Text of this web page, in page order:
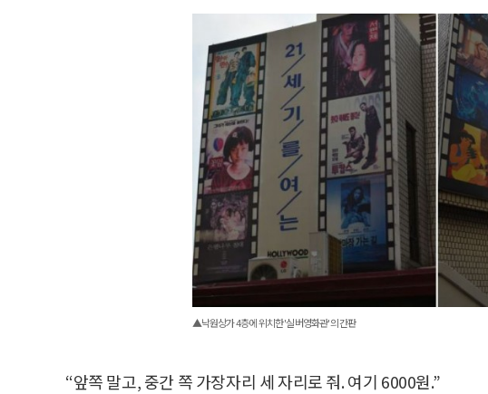
▲낙원상가 4층에 위치한 '실버영화관'의 간판
“앞쪽 말고, 중간 쪽 가장자리 세 자리로 줘. 여기 6000원.”